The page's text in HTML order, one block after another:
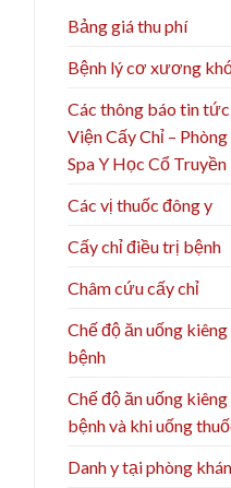
Bảng giá thu phí
Bệnh lý cơ xương
Các thông báo tin
Viện Cấy Chỉ – Phòng
Spa Y Học Cổ Truyền
Các vị thuốc đông y
Cấy chỉ điều trị bệnh
Châm cứu cấy chỉ
Chế độ ăn uống
bệnh
Chế độ ăn uống
bệnh và khi uống
Danh y tại phòng